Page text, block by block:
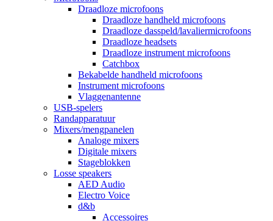
Draadloze microfoons
Draadloze handheld microfoons
Draadloze dasspeld/lavaliermicrofoons
Draadloze headsets
Draadloze instrument microfoons
Catchbox
Bekabelde handheld microfoons
Instrument microfoons
Vlaggenantenne
USB-spelers
Randapparatuur
Mixers/mengpanelen
Analoge mixers
Digitale mixers
Stageblokken
Losse speakers
AED Audio
Electro Voice
d&b
Accessoires